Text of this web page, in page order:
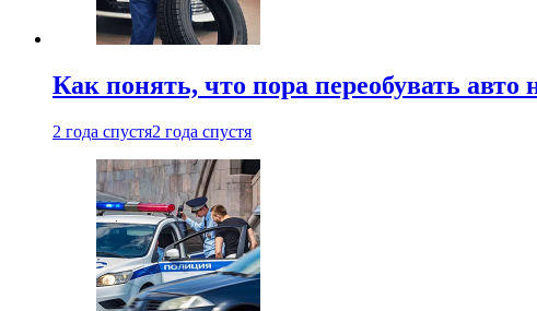
Как понять, что пора переобувать
2 года спустя2 года спустя